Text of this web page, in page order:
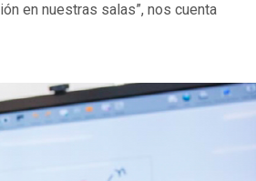
en nuestras salas”, nos cuenta